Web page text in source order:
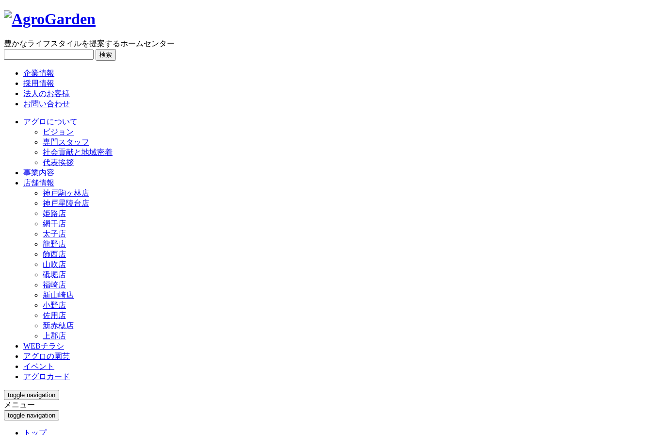
豊かなライフスタイルを提案するホームセンター
検索
企業情報
採用情報
法人のお客様
お問い合わせ
アグロについて
ビジョン
専門スタッフ
社会貢献と地域密着
代表挨拶
事業内容
店舗情報
神戸駒ヶ林店
神戸星陵台店
姫路店
網干店
太子店
龍野店
飾西店
山吹店
砥堀店
福崎店
新山崎店
小野店
佐用店
新赤穂店
上郡店
WEBチラシ
アグロの園芸
イベント
アグロカード
toggle navigation
メニュー
toggle navigation
トップ